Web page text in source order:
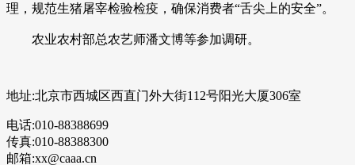
理，规范生猪屠宰检验检疫，确保消费者“舌尖上的安全”。
农业农村部总农艺师潘文博等参加调研。
地址:北京市西城区西直门外大街112号阳光大厦306室
电话:010-88388699
传真:010-88388300
邮箱:xx@caaa.cn